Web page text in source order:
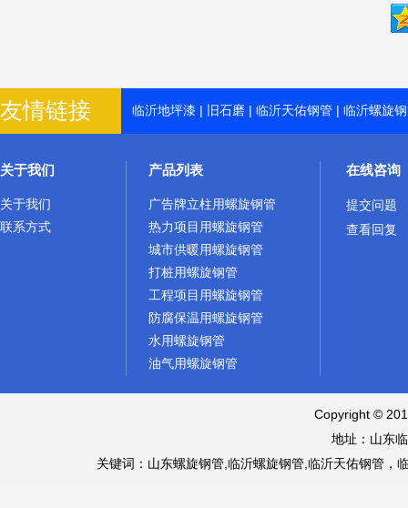
友情链接 临沂地坪漆 | 旧石磨 | 临沂天佑钢管 | 临沂螺旋
关于我们
关于我们
联系方式
产品列表
广告牌立柱用螺旋钢管
热力项目用螺旋钢管
城市供暖用螺旋钢管
打桩用螺旋钢管
工程项目用螺旋钢管
防腐保温用螺旋钢管
水用螺旋钢管
油气用螺旋钢管
在线咨询
提交问题
查看回复
Copyright ©
地址：山东
关键词：山东螺旋钢管,临沂螺旋钢管,临沂天佑钢管，